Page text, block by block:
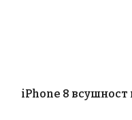
iPhone 8 всушност